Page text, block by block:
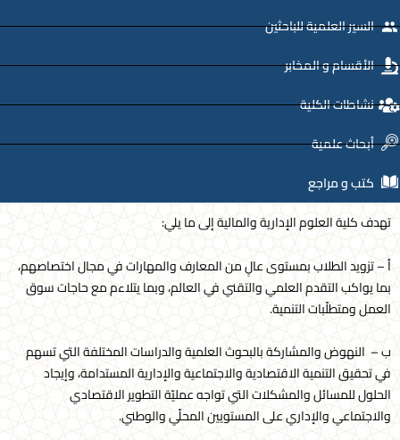
السير العلمية للباحثين
الأقسام و المخابر
نشاطات الكلية
أبحاث علمية
كتب و مراجع
تهدف كلية العلوم الإدارية والمالية إلى ما يلي:
أ – تزويد الطلاب بمستوى عالٍ من المعارف والمهارات في مجال اختصاصهم،
بما يواكب التقدم العلمي والتقني في العالم، وبما يتلاءم مع حاجات سوق
العمل ومتطلّبات التنمية.
ب – النهوض والمشاركة بالبحوث العلمية والدراسات المختلفة التي تسهم
في تحقيق التنمية الاقتصادية والاجتماعية والإدارية المستدامة، وإيجاد
الحلول للمسائل والمشكلات التي تواجه عمليّة التطوير الاقتصادي
والاجتماعي والإداري على المستويين المحلّي والوطني.